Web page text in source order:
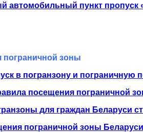
автомобильный пункт пропуск
пограничной зоны
в погранзону и пограничную
посещения пограничной
для граждан Беларуси
пограничной зоны Беларуси